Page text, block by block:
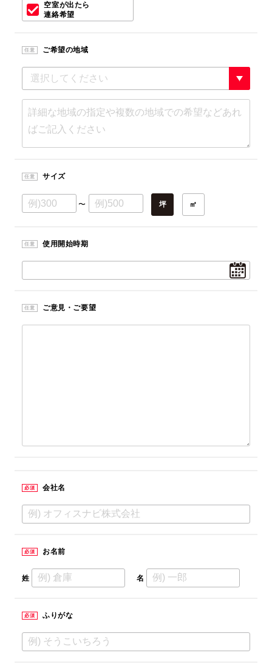
空室が出たら
連絡希望
任意 ご希望の地域
任意 サイズ
〜 坪 ㎡
任意 使用開始時期
任意 ご意見・ご要望
必須 会社名
必須 お名前
姓 名
必須 ふりがな